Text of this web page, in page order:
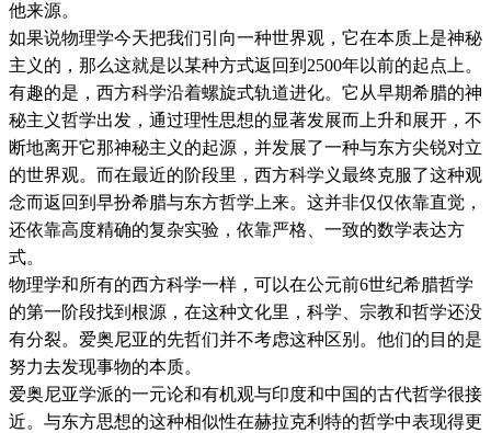
他来源。
如果说物理学今天把我们引向一种世界观，它在本质上是神秘
主义的，那么这就是以某种方式返回到2500年以前的起点上。
有趣的是，西方科学沿着螺旋式轨道进化。它从早期希腊的神
秘主义哲学出发，通过理性思想的显著发展而上升和展开，不
断地离开它那神秘主义的起源，并发展了一种与东方尖锐对立
的世界观。而在最近的阶段里，西方科学义最终克服了这种观
念而返回到早扮希腊与东方哲学上来。这并非仅仅依靠直觉，
还依靠高度精确的复杂实验，依靠严格、一致的数学表达方
式。
物理学和所有的西方科学一样，可以在公元前6世纪希腊哲学
的第一阶段找到根源，在这种文化里，科学、宗教和哲学还没
有分裂。爱奥尼亚的先哲们并不考虑这种区别。他们的目的是
努力去发现事物的本质。
爱奥尼亚学派的一元论和有机观与印度和中国的古代哲学很接
近。与东方思想的这种相似性在赫拉克利特的哲学中表现得更